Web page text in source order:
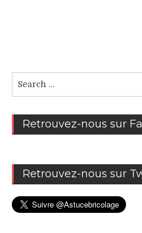
for:
Retrouvez-nous sur
Retrouvez-nous sur